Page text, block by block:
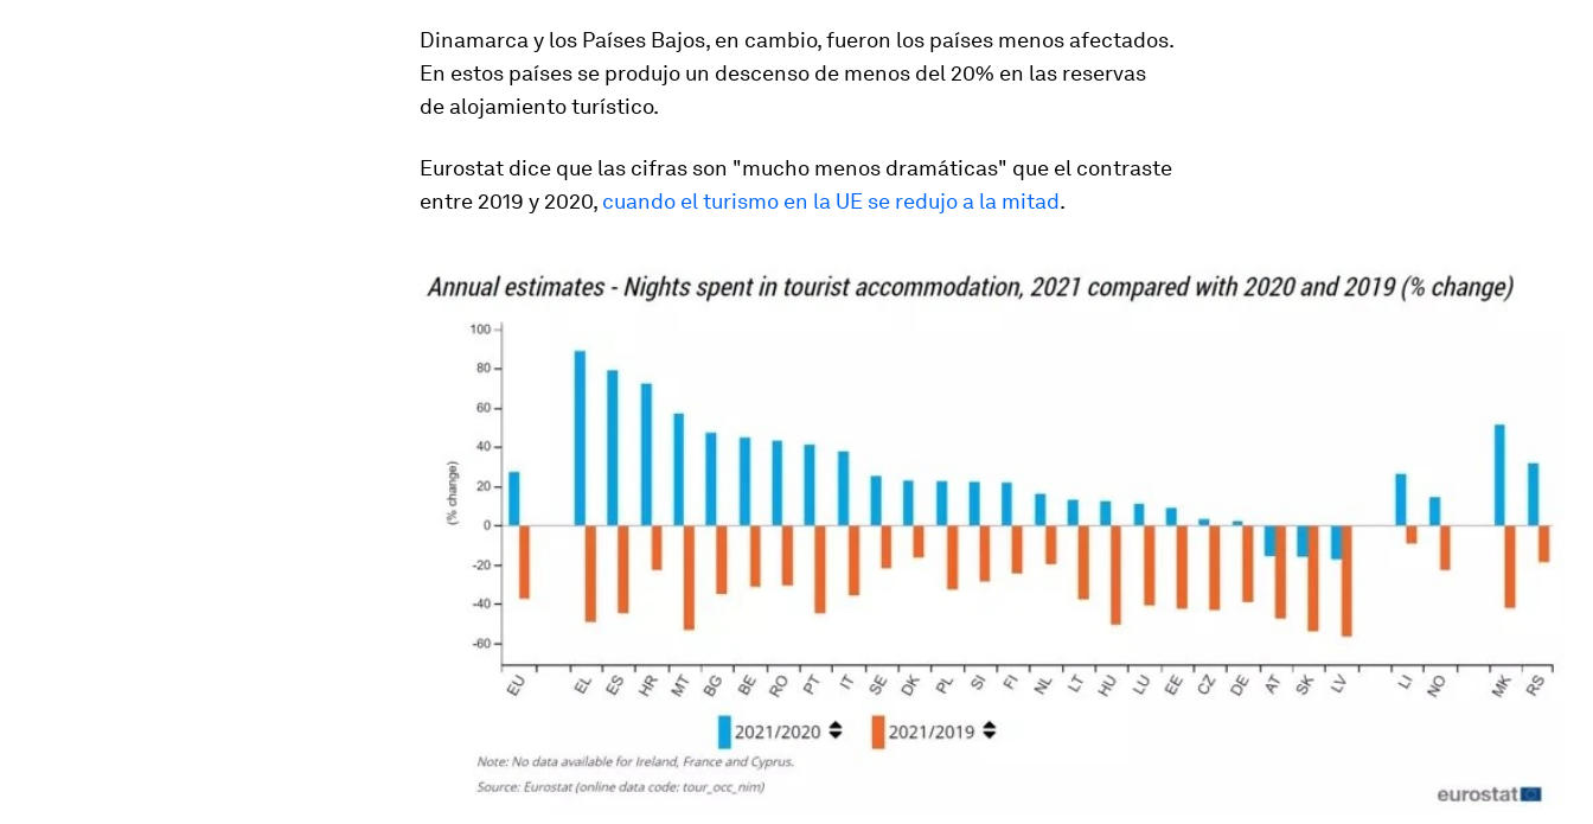
Dinamarca y los Países Bajos, en cambio, fueron los países menos afectados.
En estos países se produjo un descenso de menos del 20% en las reservas
de alojamiento turístico.
Eurostat dice que las cifras son "mucho menos dramáticas" que el contraste
entre 2019 y 2020, cuando el turismo en la UE se redujo a la mitad.